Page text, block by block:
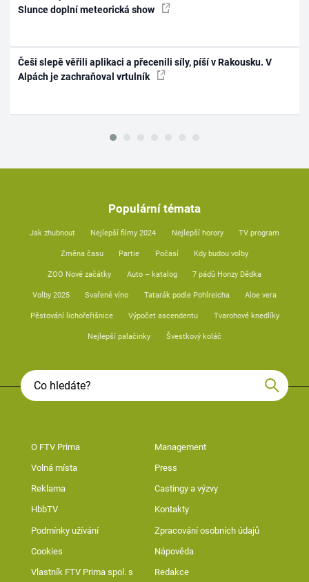
Slunce doplní meteorická show
Češi slepě věřili aplikaci a přecenili síly, píší v Rakousku. V
Alpách je zachraňoval vrtulník
Populární témata
Jak zhubnout Nejlepší filmy 2024 Nejlepší horory TV program
Změna času Partie Počasí Kdy budou volby
ZOO Nové začátky Auto – katalog 7 pádů Honzy Dědka
Volby 2025 Svařené víno Tatarák podle Pohlreicha Aloe vera
Pěstování lichořeřišnice Výpočet ascendentu Tvarohové knedlíky
Nejlepší palačinky Švestkový koláč
O FTV Prima Management
Volná místa Press
Reklama Castingy a výzvy
HbbTV Kontakty
Podmínky užívání Zpracování osobních údajů
Cookies Nápověda
Vlastník FTV Prima spol. s
Redakce